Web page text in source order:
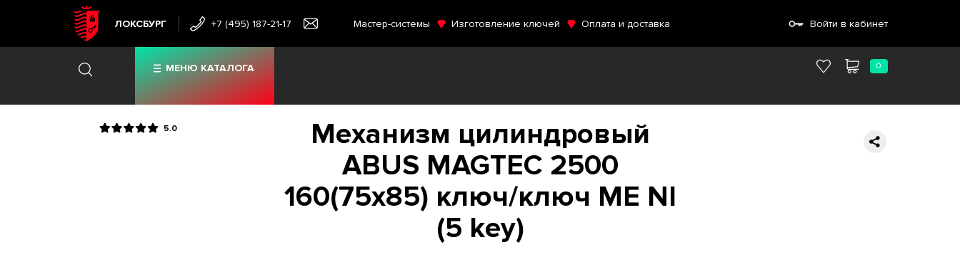
ЛОКСБУРГ +7 (495) 187-21-17 Мастер-системы Изготовление ключей Оплата и доставка Войти в кабинет
МЕНЮ КАТАЛОГА 0
5.0
Механизм цилиндровый
ABUS MAGTEC 2500
160(75x85) ключ/ключ ME NI
(5 key)